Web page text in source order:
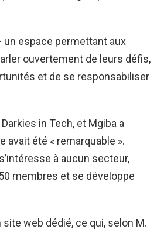
un espace permettant aux
ouvertement de leurs défis,
et de se responsabiliser
in Tech, et Mgiba a
avait été « remarquable ».
à aucun secteur,
membres et se développe
web dédié, ce qui, selon M.